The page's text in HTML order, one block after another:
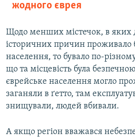
жодного єврея
Щодо менших містечок, в яких
історичних причин проживало
населення, то бувало по-
що та місцевість була
єврейське населення могло
заганяли в ґетто, там
знищували, людей вбивали.
А якщо регіон вважався